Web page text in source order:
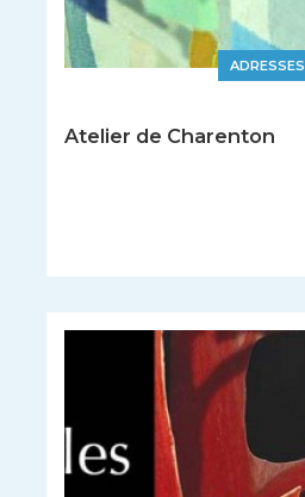
ADRESSES
Atelier de Charenton